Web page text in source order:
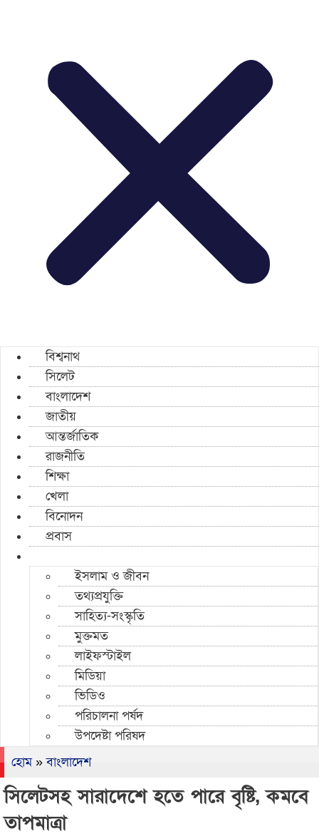
বিশ্বনাথ
সিলেট
বাংলাদেশ
জাতীয়
আন্তর্জাতিক
রাজনীতি
শিক্ষা
খেলা
বিনোদন
প্রবাস
ইসলাম ও জীবন
তথ্যপ্রযুক্তি
সাহিত্য-সংস্কৃতি
মুক্তমত
লাইফস্টাইল
মিডিয়া
ভিডিও
পরিচালনা পর্ষদ
উপদেষ্টা পরিষদ
হোম»বাংলাদেশ
সিলেটসহ সারাদেশে হতে পারে বৃষ্টি, কমবে
তাপমাত্রা